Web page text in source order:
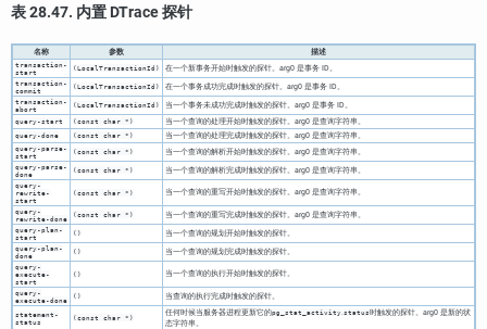
表 28.47. 内置 DTrace 探针
名称 参数 描述
transaction-
start
(LocalTransactionId) 在一个新事务开始时触发的探针。arg0 是事务 ID。
transaction-
commit
(LocalTransactionId) 在一个事务成功完成时触发的探针。arg0 是事务 ID。
transaction-
abort
(LocalTransactionId) 当一个事务未成功完成时触发的探针。arg0 是事务 ID。
query-start (const char *) 当一个查询的处理开始时触发的探针。arg0 是查询字符串。
query-done (const char *) 当一个查询的处理完成时触发的探针。arg0 是查询字符串。
query-parse-
start
(const char *) 当一个查询的解析开始时触发的探针。arg0 是查询字符串。
query-parse-
done
(const char *) 当一个查询的解析完成时触发的探针。arg0 是查询字符串。
query-
rewrite-
start
(const char *) 当一个查询的重写开始时触发的探针。arg0 是查询字符串。
query-
rewrite-done
(const char *) 当一个查询的重写完成时触发的探针。arg0 是查询字符串。
query-plan-
start
() 当一个查询的规划开始时触发的探针。
query-plan-
done
() 当一个查询的规划完成时触发的探针。
query-
execute-
start
() 当一个查询的执行开始时触发的探针。
query-
execute-done
() 当查询的执行完成时触发的探针。
statement-
status
(const char *)
任何时候当服务器进程更新它的pg_stat_activity. status时触发的探针。arg0 是新的状
态字符串。